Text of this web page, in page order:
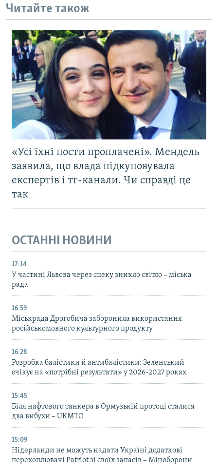
Читайте також
«Усі їхні пости проплачені». Мендель
заявила, що влада підкуповувала
експертів і тг-канали. Чи справді це
так
ОСТАННІ НОВИНИ
17:14
У частині Львова через спеку зникло світло – міська
рада
16:59
Міськрада Дрогобича заборонила використання
російськомовного культурного продукту
16:28
Розробка балістики й антибалістики: Зеленський
очікує на «потрібні результати» у 2026-2027 роках
15:45
Біля нафтового танкера в Ормузькій протоці сталися
два вибухи – UKMTO
15:09
Нідерланди не можуть надати Україні додаткові
перехоплювачі Patriot зі своїх запасів – Міноборони